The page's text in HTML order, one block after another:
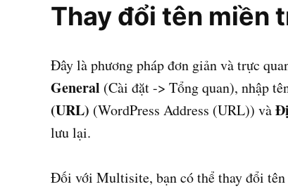
Thay đổi tên miền
Đây là phương pháp đơn giản và trực
General (Cài đặt -> Tổng quan), nhập
(URL) (WordPress Address (URL)) và
lưu lại.
Đối với Multisite, bạn có thể thay đổi